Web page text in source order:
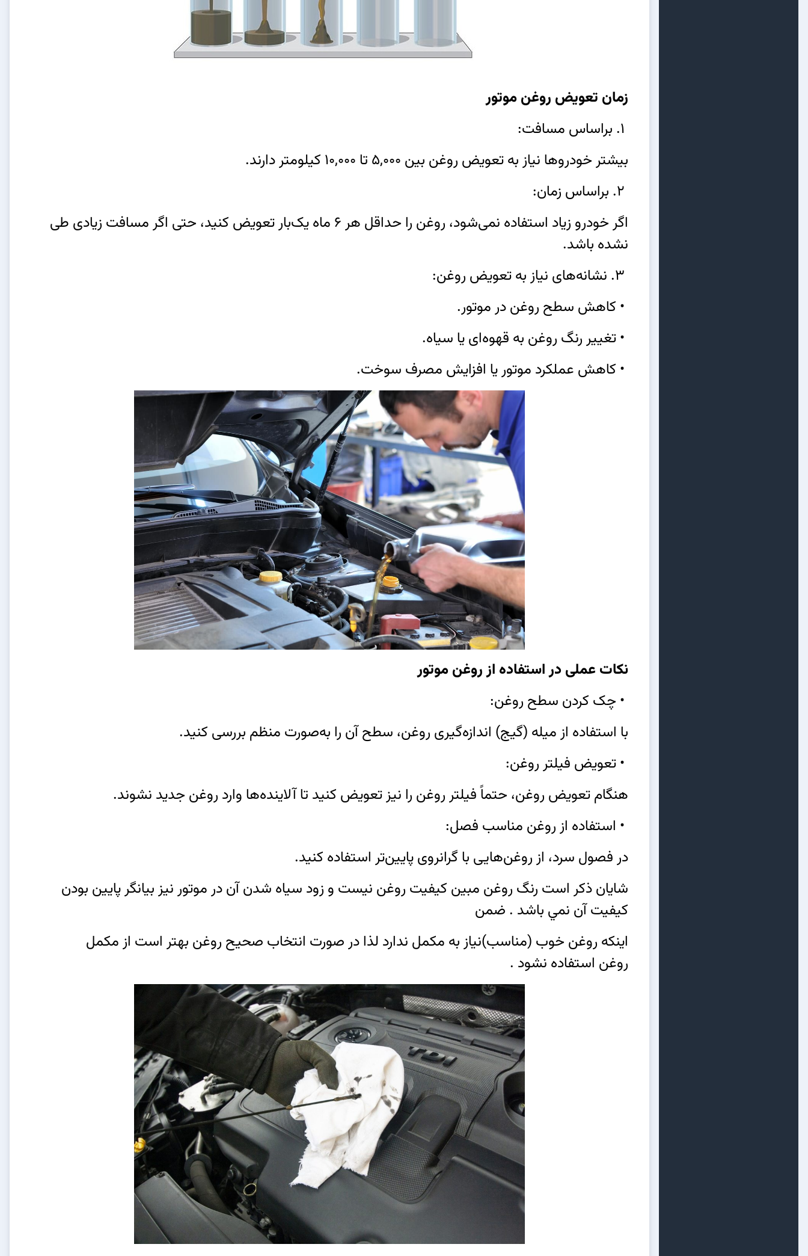
زمان تعویض روغن موتور
بیشتر خودروها نیاز به تعویض روغن بین 5,000 تا 10,000 کیلومتر دارند.
اگر خودرو زیاد استفاده نمی‌شود، روغن را حداقل هر 6 ماه یک‌بار تعویض کنید، حتی اگر مسافت زیادی طی
نشده باشد.
• کاهش سطح روغن در موتور.
• تغییر رنگ روغن به قهوه‌ای یا سیاه.
• کاهش عملکرد موتور یا افزایش مصرف سوخت.
نکات عملی در استفاده از روغن موتور
• چک کردن سطح روغن:
با استفاده از میله (گیج) اندازه‌گیری روغن، سطح آن را به‌صورت منظم بررسی کنید.
• تعویض فیلتر روغن:
هنگام تعویض روغن، حتماً فیلتر روغن را نیز تعویض کنید تا آلاینده‌ها وارد روغن جدید نشوند.
• استفاده از روغن مناسب فصل:
در فصول سرد، از روغن‌هایی با گرانروی پایین‌تر استفاده کنید.
شايان ذكر است رنگ روغن مبين كيفيت روغن نيست و زود سياه شدن آن در موتور نيز بيانگر پايين بودن
كيفيت آن نمي باشد . ضمن
اينكه روغن خوب (مناسب)نياز به مكمل ندارد لذا در صورت انتخاب صحيح روغن بهتر است از مكمل
روغن استفاده نشود .